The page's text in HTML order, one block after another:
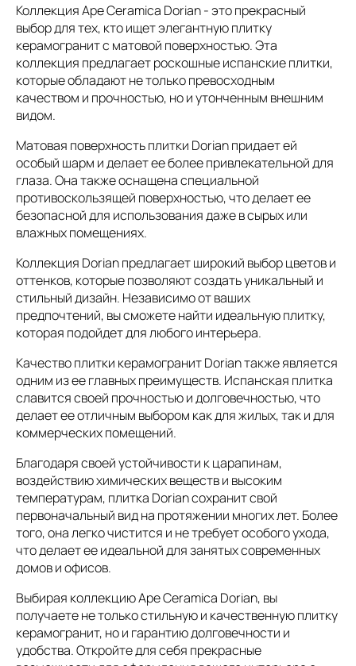
Коллекция Ape Ceramica Dorian - это прекрасный
выбор для тех, кто ищет элегантную плитку
керамогранит с матовой поверхностью. Эта
коллекция предлагает роскошные испанские плитки,
которые обладают не только превосходным
качеством и прочностью, но и утонченным внешним
видом.
Матовая поверхность плитки Dorian придает ей
особый шарм и делает ее более привлекательной для
глаза. Она также оснащена специальной
противоскользящей поверхностью, что делает ее
безопасной для использования даже в сырых или
влажных помещениях.
Коллекция Dorian предлагает широкий выбор цветов и
оттенков, которые позволяют создать уникальный и
стильный дизайн. Независимо от ваших
предпочтений, вы сможете найти идеальную плитку,
которая подойдет для любого интерьера.
Качество плитки керамогранит Dorian также является
одним из ее главных преимуществ. Испанская плитка
славится своей прочностью и долговечностью, что
делает ее отличным выбором как для жилых, так и для
коммерческих помещений.
Благодаря своей устойчивости к царапинам,
воздействию химических веществ и высоким
температурам, плитка Dorian сохранит свой
первоначальный вид на протяжении многих лет. Более
того, она легко чистится и не требует особого ухода,
что делает ее идеальной для занятых современных
домов и офисов.
Выбирая коллекцию Ape Ceramica Dorian, вы
получаете не только стильную и качественную плитку
керамогранит, но и гарантию долговечности и
удобства. Откройте для себя прекрасные